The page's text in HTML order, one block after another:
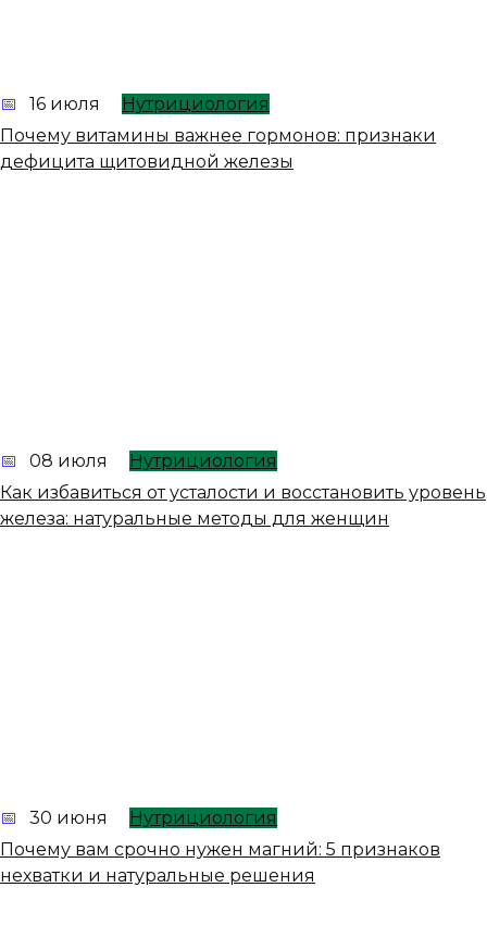
16 июля
Нутрициология
Почему витамины важнее гормонов: признаки
дефицита щитовидной железы
08 июля
Нутрициология
Как избавиться от усталости и восстановить уровень
железа: натуральные методы для женщин
30 июня
Нутрициология
Почему вам срочно нужен магний: 5 признаков
нехватки и натуральные решения